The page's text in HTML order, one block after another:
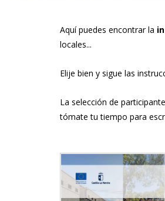
Aquí puedes encontrar la
locales...
Elije bien y sigue las
La selección de
tómate tu tiempo para